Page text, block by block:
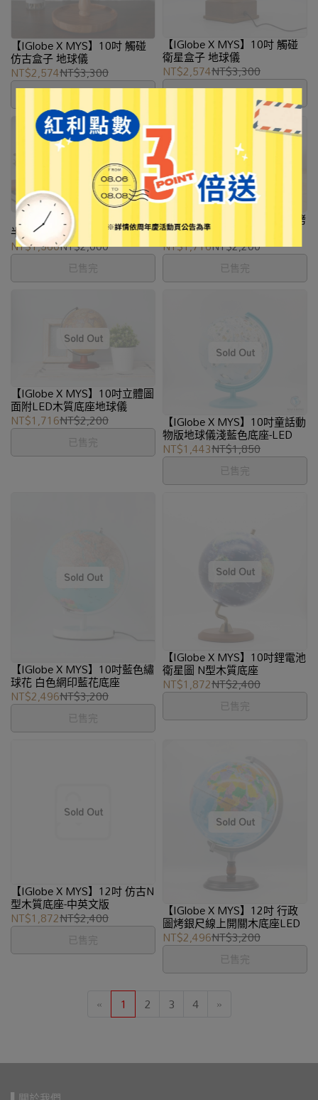
【IGlobe X MYS】10吋 觸碰
仿古盒子 地球儀
NT$2,574NT$3,300
已售完
【IGlobe X MYS】10吋 觸碰
衛星盒子 地球儀
NT$2,574NT$3,300
已售完
【IGlobe X MYS】10吋仿古圖
半圓尺電青古銅鐵質底座
NT$1,560NT$2,000
已售完
【IGlobe X MYS】10吋仿古烤
玫瑰金全圓白色木座地球儀
NT$1,716NT$2,200
已售完
【IGlobe X MYS】10吋立體圖
面附LED木質底座地球儀
NT$1,716NT$2,200
已售完
【IGlobe X MYS】10吋童話動
物版地球儀淺藍色底座-LED
NT$1,443NT$1,850
已售完
【IGlobe X MYS】10吋藍色繡
球花 白色網印藍花底座
NT$2,496NT$3,200
已售完
【IGlobe X MYS】10吋鋰電池
衛星圖 N型木質底座
NT$1,872NT$2,400
已售完
【IGlobe X MYS】12吋 仿古N
型木質底座-中英文版
NT$1,872NT$2,400
已售完
【IGlobe X MYS】12吋 行政
圖烤銀尺線上開關木底座LED
NT$2,496NT$3,200
已售完
« 1 2 3 4 »